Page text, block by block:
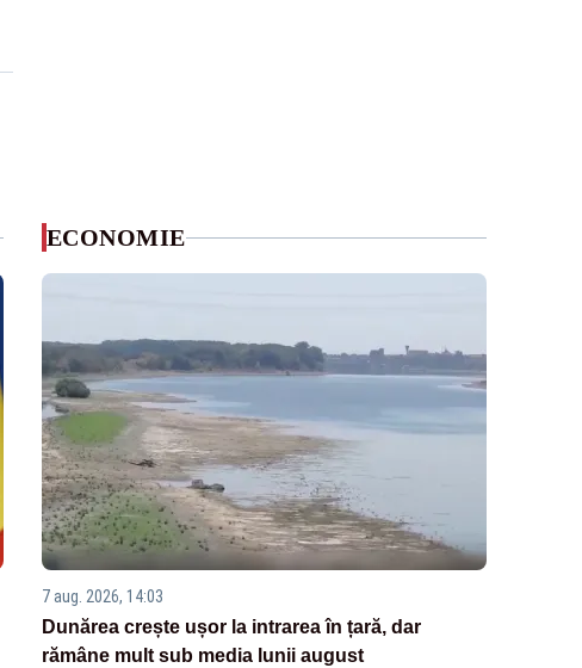
ECONOMIE
7 aug. 2026, 14:03
Dunărea crește ușor la intrarea în țară, dar
rămâne mult sub media lunii august